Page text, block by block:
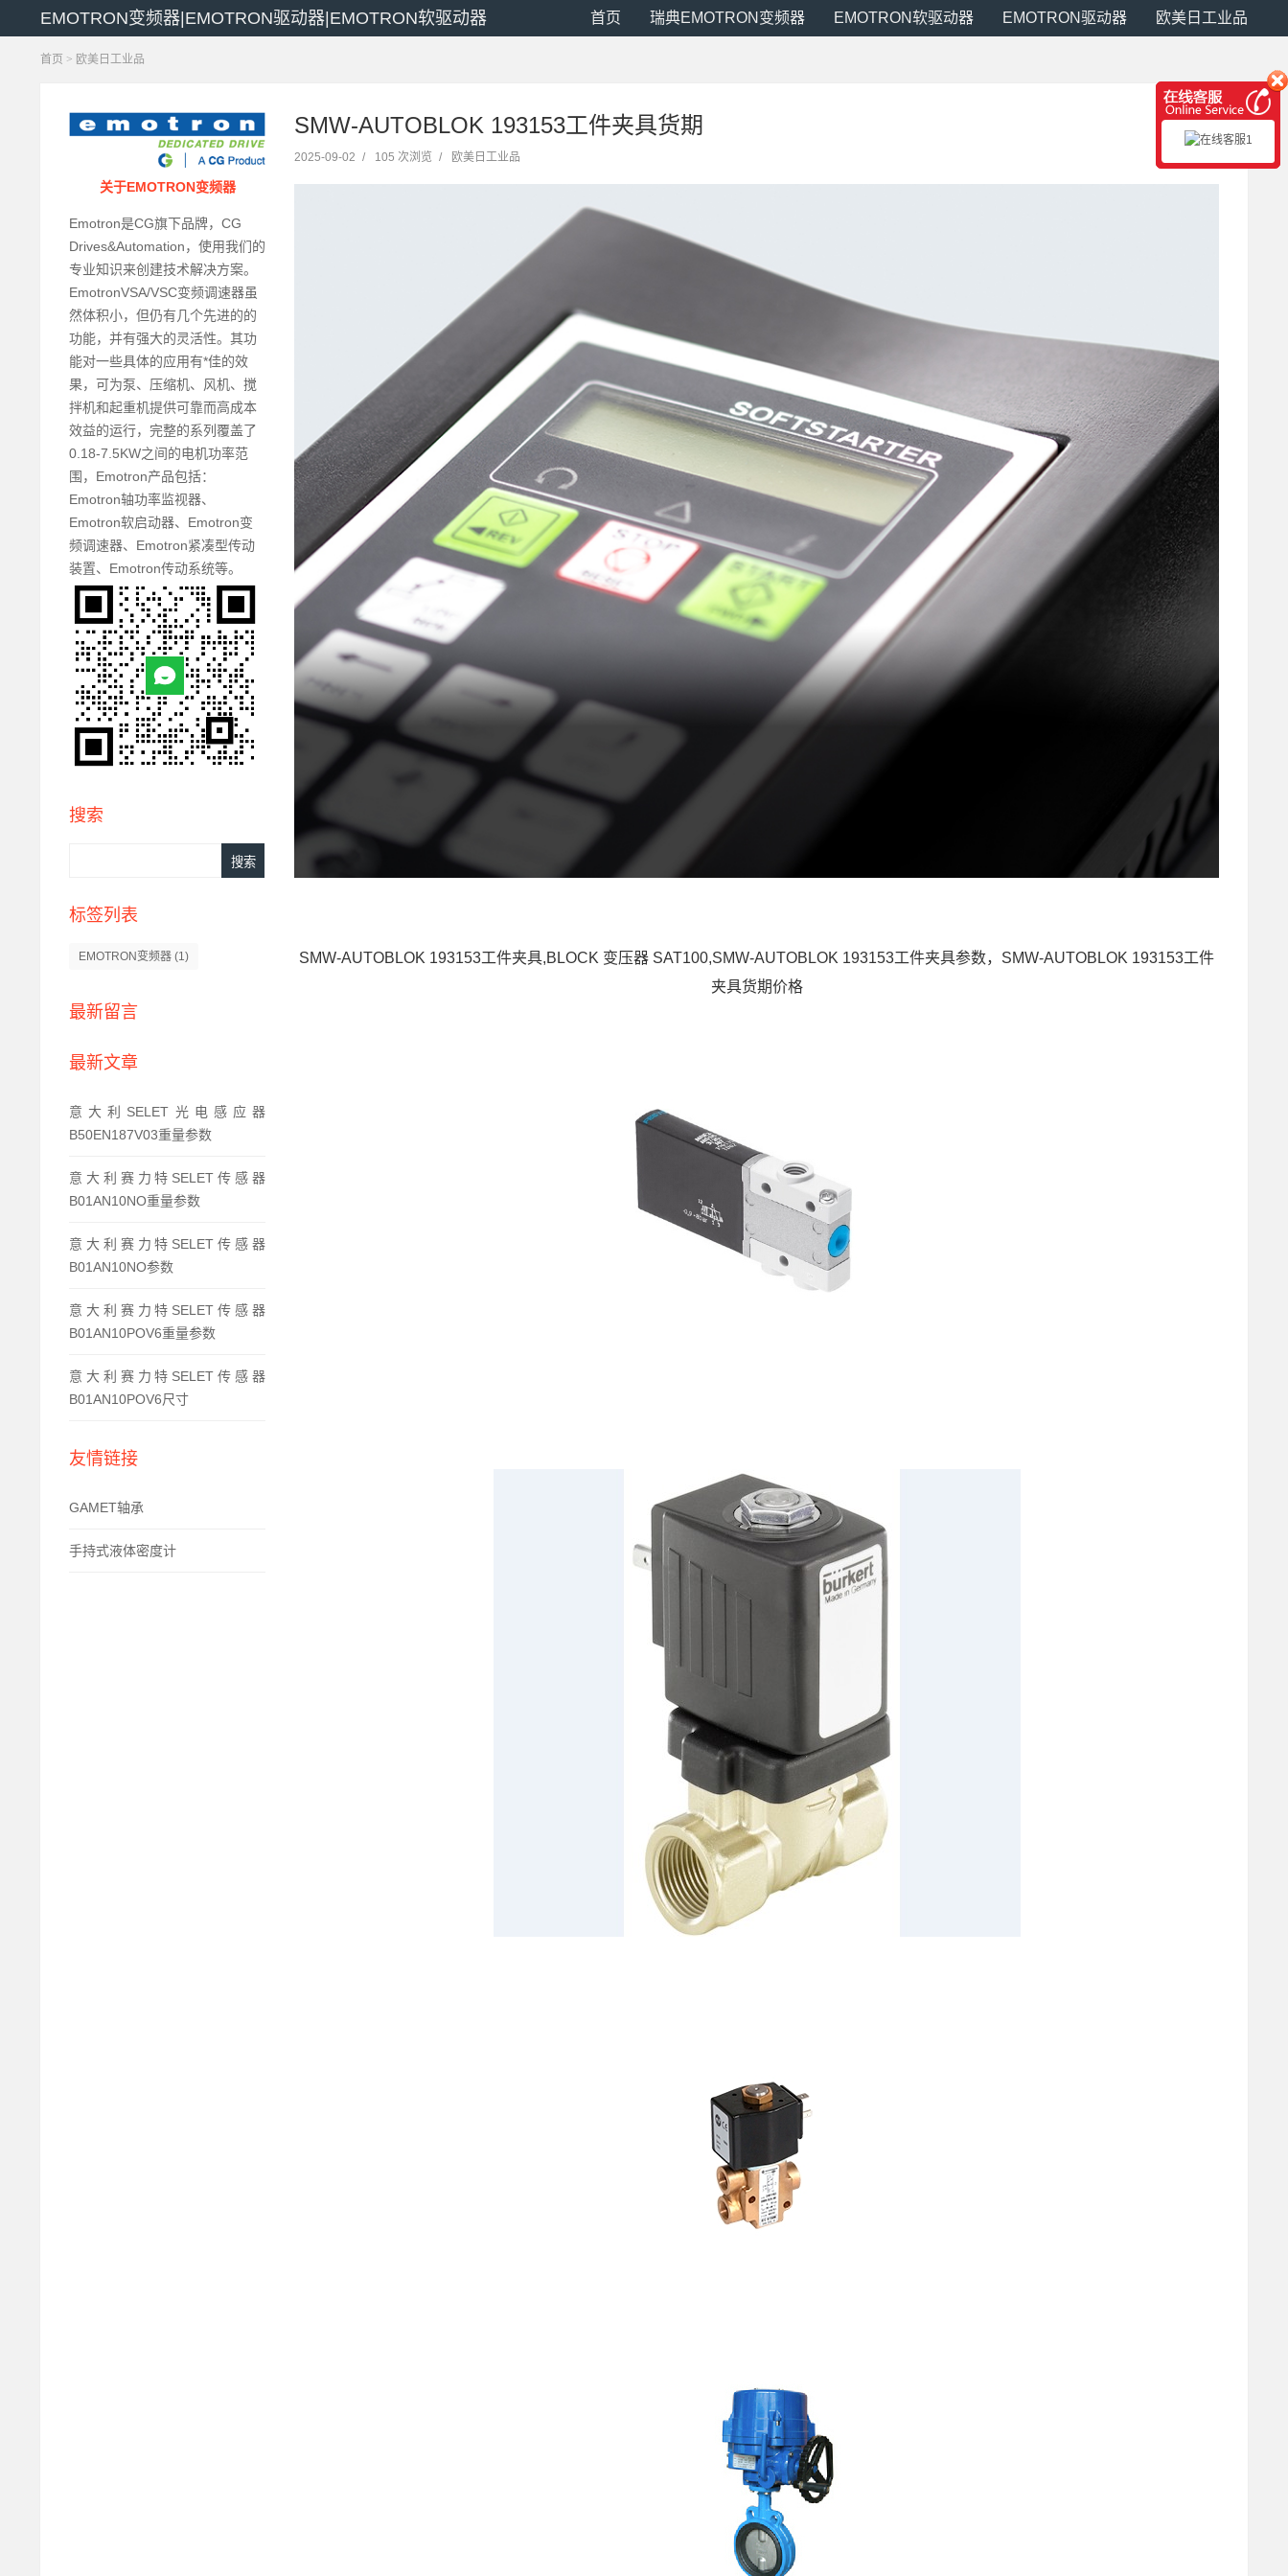
EMOTRON变频器|EMOTRON驱动器|EMOTRON软驱动器 首页 瑞典EMOTRON变频器 EMOTRON软驱动器 EMOTRON驱动器 欧美日工业品
首页 > 欧美日工业品
关于EMOTRON变频器
Emotron是CG旗下品牌，CG
Drives&Automation，使用我们的
专业知识来创建技术解决方案。
EmotronVSA/VSC变频调速器虽
然体积小，但仍有几个先进的的
功能，并有强大的灵活性。其功
能对一些具体的应用有*佳的效
果，可为泵、压缩机、风机、搅
拌机和起重机提供可靠而高成本
效益的运行，完整的系列覆盖了
0.18-7.5KW之间的电机功率范
围，Emotron产品包括：
Emotron轴功率监视器、
Emotron软启动器、Emotron变
频调速器、Emotron紧凑型传动
装置、Emotron传动系统等。
搜索
标签列表
EMOTRON变频器 (1)
最新留言
最新文章
意大利SELET光电感应器
B50EN187V03重量参数
意大利赛力特SELET传感器
B01AN10NO重量参数
意大利赛力特SELET传感器
B01AN10NO参数
意大利赛力特SELET传感器
B01AN10POV6重量参数
意大利赛力特SELET传感器
B01AN10POV6尺寸
友情链接
GAMET轴承
手持式液体密度计
SMW-AUTOBLOK 193153工件夹具货期
2025-09-02 / 105 次浏览 / 欧美日工业品
SMW-AUTOBLOK 193153工件夹具,BLOCK 变压器 SAT100,SMW-AUTOBLOK 193153工件夹具参数，SMW-AUTOBLOK 193153工件
夹具货期价格